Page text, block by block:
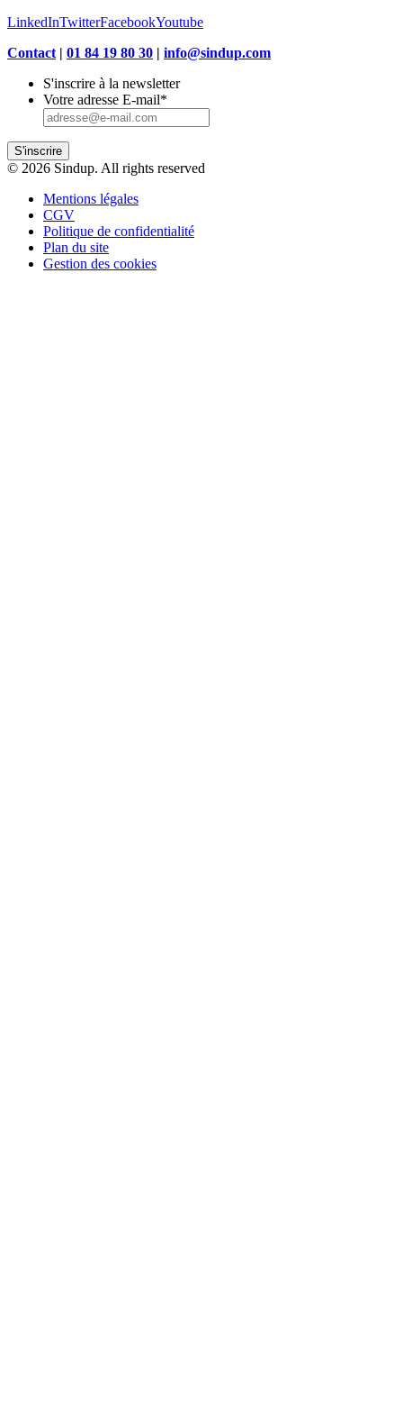
LinkedInTwitterFacebookYoutube
Contact | 01 84 19 80 30 | info@sindup.com
S'inscrire à la newsletter
Votre adresse E-mail*
S'inscrire
© 2026 Sindup. All rights reserved
Mentions légales
CGV
Politique de confidentialité
Plan du site
Gestion des cookies